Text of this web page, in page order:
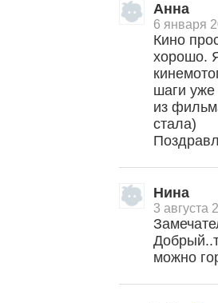
Анна
6 января
Кино
хорошо.
шаги
из
стала)
Нина
3 августа
можно
, поделитесь